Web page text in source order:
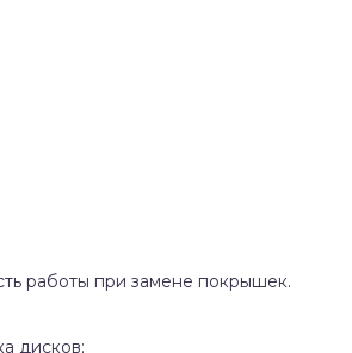
работы при замене покрышек.
дисков;